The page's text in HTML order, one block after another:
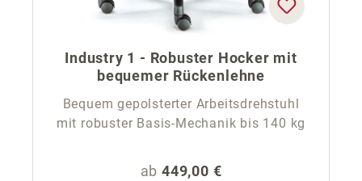
Industry 1 - Robuster Hocker mit
bequemer Rückenlehne
Bequem gepolsterter Arbeitsdrehstuhl
mit robuster Basis-Mechanik bis 140 kg
Regulärer Preis:
ab 449,00 €